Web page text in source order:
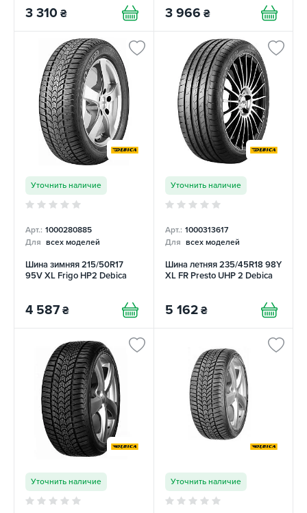
3 310 ₴ 3 966 ₴
Уточнить наличие
Арт.: 1000280885
Для всех моделей
Шина зимняя 215/50R17
95V XL Frigo HP2 Debica
4 587 ₴
Уточнить наличие
Арт.: 1000313617
Для всех моделей
Шина летняя 235/45R18 98Y
XL FR Presto UHP 2 Debica
5 162 ₴
Уточнить наличие Уточнить наличие